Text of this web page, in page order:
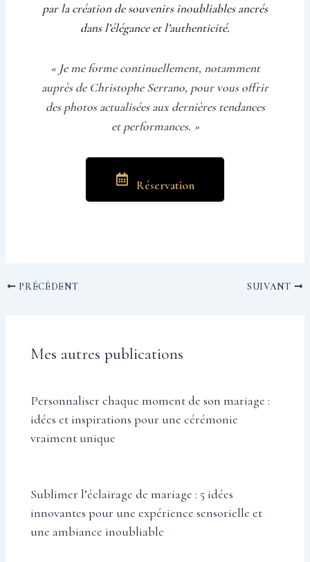
par la création de souvenirs inoubliables ancrés
dans l’élégance et l’authenticité.
« Je me forme continuellement, notamment
auprès de Christophe Serrano, pour vous offrir
des photos actualisées aux dernières tendances
et performances. »
Réservation
PRÉCÉDENT SUIVANT
Mes autres publications
Personnaliser chaque moment de son mariage :
idées et inspirations pour une cérémonie
vraiment unique
Sublimer l’éclairage de mariage : 5 idées
innovantes pour une expérience sensorielle et
une ambiance inoubliable